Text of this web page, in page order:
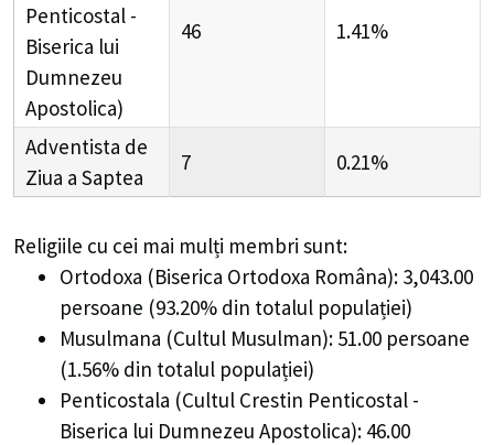
Penticostal -
Biserica lui
Dumnezeu
Apostolica)
46 1.41%
Adventista de
Ziua a Saptea
7 0.21%
Religiile cu cei mai mulți membri sunt:
Ortodoxa (Biserica Ortodoxa Româna): 3,043.00
persoane (93.20% din totalul populației)
Musulmana (Cultul Musulman): 51.00 persoane
(1.56% din totalul populației)
Penticostala (Cultul Crestin Penticostal -
Biserica lui Dumnezeu Apostolica): 46.00